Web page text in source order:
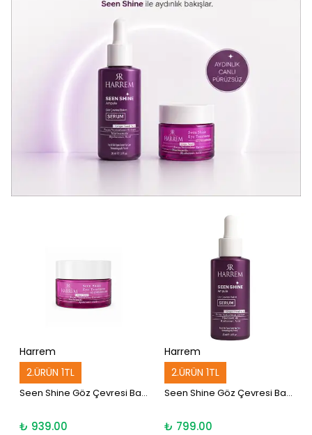
Harrem
2.ÜRÜN 1TL
Seen Shine Göz Çevresi Bakım Kremi 15 ml
₺ 939.00
Harrem
2.ÜRÜN 1TL
Seen Shine Göz Çevresi Bakım Serumu 30 ml
₺ 799.00
Harrem Dünyasına
Işıltılı Bir Başlangıç
✨
Hanedan
sizi bekliyor.
Işıltıyı Keşfet
E-posta adresinizi girerek pazarlama ve tanıtım ile ilgili iletişim almayı kabul
edersiniz ve Gizlilik Politikamızı okuduğunuzu ve kabul ettiğinizi onaylarsınız.